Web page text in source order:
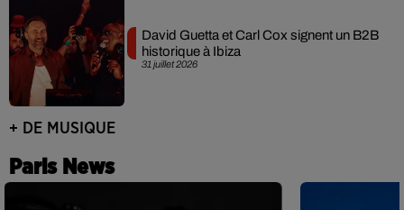
31 juillet 2026
David Guetta et Carl Cox signent un B2B
historique à Ibiza
+ DE MUSIQUE
Paris News